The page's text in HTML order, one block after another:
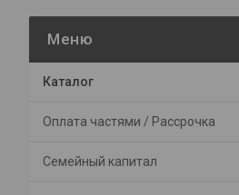
Каталог
Оплата частями / Рассрочка
Семейный капитал